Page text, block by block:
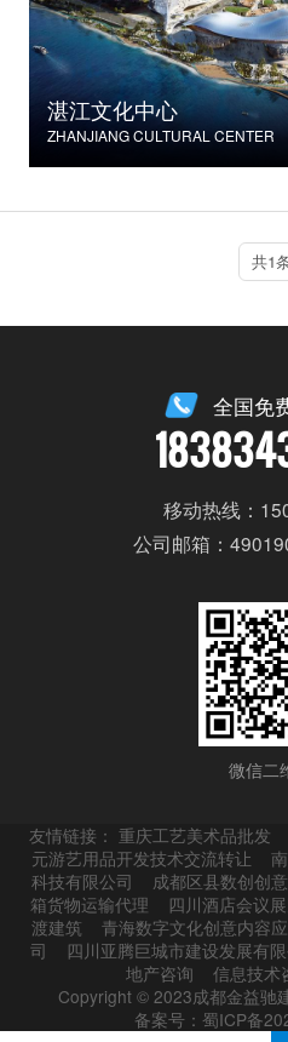
湛江文化中心
ZHANJIANG CULTURAL CENTER
共1
全国免
移动热线：
公司邮箱：
微信二
友情链接：重庆工艺美术品批发
元游艺用品开发技术交流转让
科技有限公司
成都区县数创创
箱货物运输代理
四川酒店会议
渡建筑
青海数字文化创意内容
司
四川亚腾巨城市建设发展有
地产咨询
信息技术
Copyright © 2023成都金益驰
备案号：蜀ICP备